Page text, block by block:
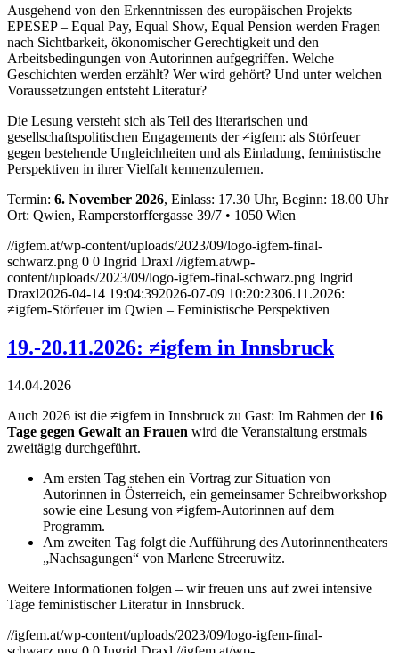
Ausgehend von den Erkenntnissen des europäischen Projekts
EPESEP – Equal Pay, Equal Show, Equal Pension werden Fragen
nach Sichtbarkeit, ökonomischer Gerechtigkeit und den
Arbeitsbedingungen von Autorinnen aufgegriffen. Welche
Geschichten werden erzählt? Wer wird gehört? Und unter welchen
Voraussetzungen entsteht Literatur?
Die Lesung versteht sich als Teil des literarischen und
gesellschaftspolitischen Engagements der ≠igfem: als Störfeuer
gegen bestehende Ungleichheiten und als Einladung, feministische
Perspektiven in ihrer Vielfalt kennenzulernen.
Termin: 6. November 2026, Einlass: 17.30 Uhr, Beginn: 18.00 Uhr
Ort: Qwien, Ramperstorffergasse 39/7 • 1050 Wien
//igfem.at/wp-content/uploads/2023/09/logo-igfem-final-
schwarz.png 0 0 Ingrid Draxl //igfem.at/wp-
content/uploads/2023/09/logo-igfem-final-schwarz.png Ingrid
Draxl2026-04-14 19:04:392026-07-09 10:20:2306.11.2026:
≠igfem-Störfeuer im Qwien – Feministische Perspektiven
19.-20.11.2026: ≠igfem in Innsbruck
14.04.2026
Auch 2026 ist die ≠igfem in Innsbruck zu Gast: Im Rahmen der 16
Tage gegen Gewalt an Frauen wird die Veranstaltung erstmals
zweitägig durchgeführt.
Am ersten Tag stehen ein Vortrag zur Situation von
Autorinnen in Österreich, ein gemeinsamer Schreibworkshop
sowie eine Lesung von ≠igfem-Autorinnen auf dem
Programm.
Am zweiten Tag folgt die Aufführung des Autorinnentheaters
„Nachsagungen“ von Marlene Streeruwitz.
Weitere Informationen folgen – wir freuen uns auf zwei intensive
Tage feministischer Literatur in Innsbruck.
//igfem.at/wp-content/uploads/2023/09/logo-igfem-final-